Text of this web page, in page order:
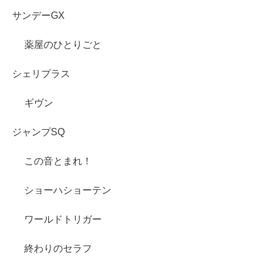
サンデーGX
薬屋のひとりごと
シェリプラス
ギヴン
ジャンプSQ
この音とまれ！
ショーハショーテン
ワールドトリガー
終わりのセラフ